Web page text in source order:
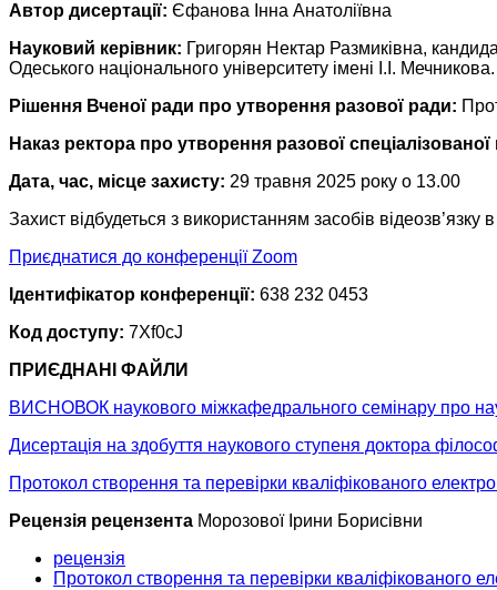
Автор дисертації: Єфанова Інна Анатоліївна
Науковий керівник: Григорян Нектар Размиківна,
Одеського національного університету імені І.І. Мечникова.
Рішення Вченої ради про утворення разової ради:
Наказ ректора про утворення разової
Дата, час, місце захисту: 29 травня 2025 року о 13.00
Захист відбудеться з використанням засобів
Приєднатися до конференції Zoom
Ідентифікатор конференції: 638 232 0453
Код доступу: 7Xf0cJ
ПРИЄДНАНІ ФАЙЛИ
ВИСНОВОК наукового міжкафедрального семінару про
Дисертація на здобуття наукового ступеня доктора
Протокол створення та перевірки кваліфікованого
Рецензія рецензента Морозової Ірини Борисівни
рецензія
Протокол створення та перевірки кваліфікованого